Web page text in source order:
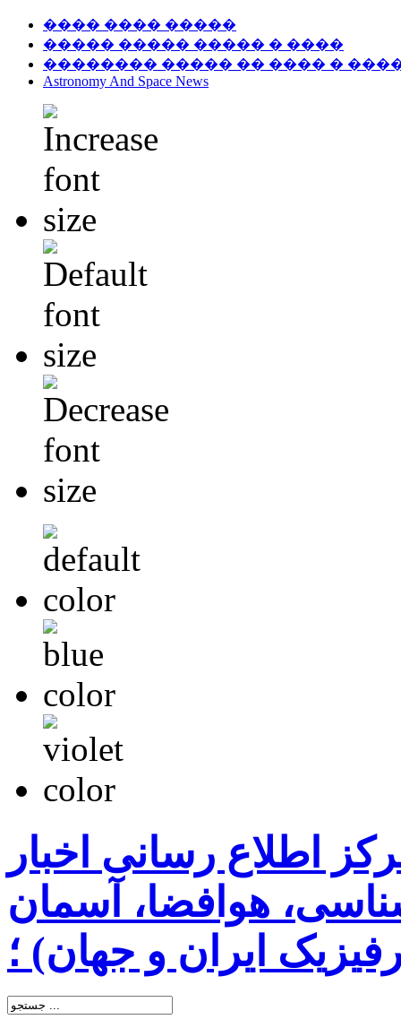
���� ���� �����
����� ����� ����� � ����
�������� ����� �� ���� �
Astronomy And Space News
اطلاع رسانی اخبار
هوافضا، آسمان
ایران و جهان) ؛